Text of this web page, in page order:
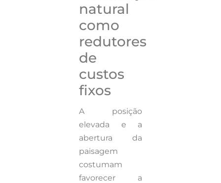
natural
como
redutores
de
custos
fixos
A posição
elevada e a
abertura da
paisagem
costumam
favorecer a